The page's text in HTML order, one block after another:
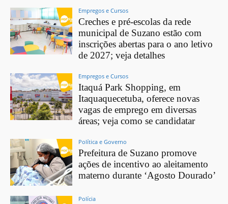
Empregos e Cursos
Creches e pré-escolas da rede
municipal de Suzano estão com
inscrições abertas para o ano letivo
de 2027; veja detalhes
Empregos e Cursos
Itaquá Park Shopping, em
Itaquaquecetuba, oferece novas
vagas de emprego em diversas
áreas; veja como se candidatar
Política e Governo
Prefeitura de Suzano promove
ações de incentivo ao aleitamento
materno durante ‘Agosto Dourado’
Polícia